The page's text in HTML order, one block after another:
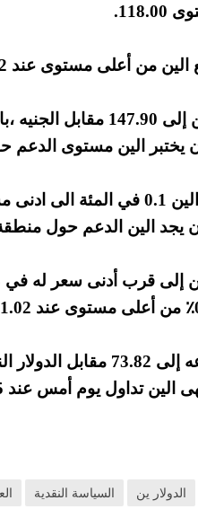
مستوى عند 130.92 ، وانخفض الين إلى 131.25 مقابل اليورو.
يختبر الين مستوى الدعم حول
يجد الين الدعم حول منطقة
بعد ارتفاعه إلى
الدولار ين السياسة النقدية